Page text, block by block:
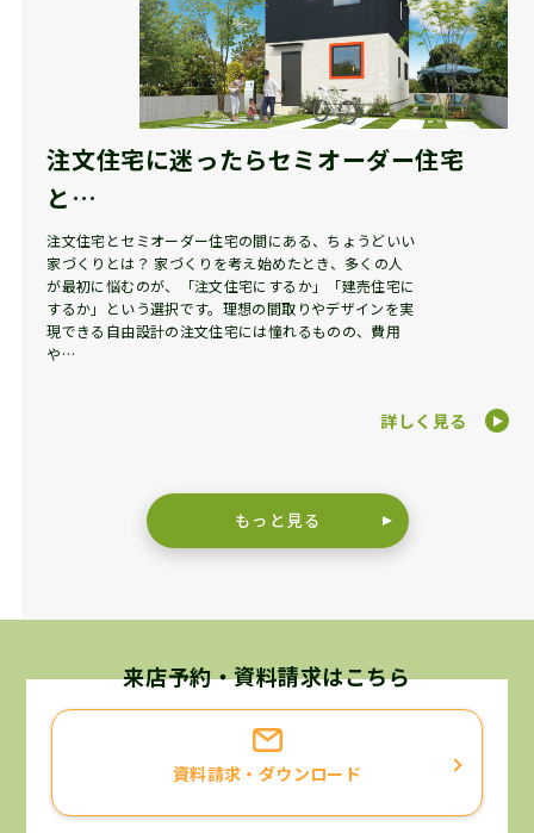
注文住宅に迷ったらセミオーダー住宅
と…
注文住宅とセミオーダー住宅の間にある、ちょうどいい
家づくりとは？ 家づくりを考え始めたとき、多くの人
が最初に悩むのが、「注文住宅にするか」「建売住宅に
するか」という選択です。理想の間取りやデザインを実
現できる自由設計の注文住宅には憧れるものの、費用
や…
詳しく見る
もっと見る
来店予約・資料請求はこちら
資料請求・ダウンロード